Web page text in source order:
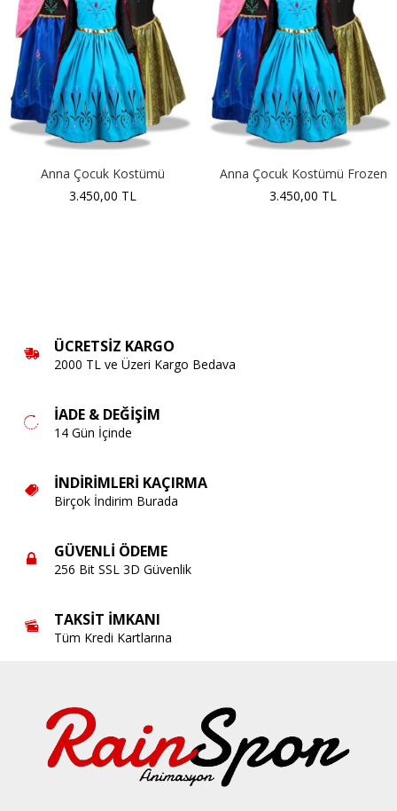
Anna Çocuk Kostümü
3.450,00 TL
Anna Çocuk Kostümü Frozen
3.450,00 TL
ÜCRETSIZ KARGO
2000 TL ve Üzeri Kargo Bedava
İADE & DEĞIŞIM
14 Gün İçinde
İNDIRIMLERI KAÇIRMA
Birçok İndirim Burada
GÜVENLI ÖDEME
256 Bit SSL 3D Güvenlik
TAKSIT İMKANI
Tüm Kredi Kartlarına